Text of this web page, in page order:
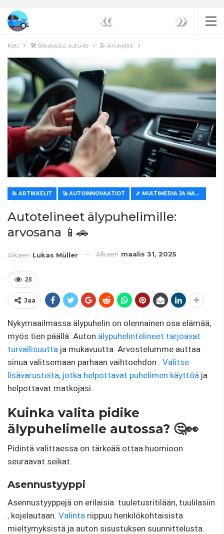
« »
Koti 🛠️ Sekalaista autoille 📝 Artikkelit
📝 ARTIKKELIT 🚀 AUTOINNOVAATIOT 🎵 MULTIMEDIA JA NAVIGOINTI
Autotelineet älypuhelimille:
arvosana 📱🚗
Alkaen Lukas Müller Alkaen maalis 31, 2025
28
Jaa
Nykymaailmassa älypuhelin on olennainen osa elämää,
myös tien päällä. Auton älypuhelintelineet tarjoavat
turvallisuutta ja mukavuutta. Arvostelumme auttaa
sinua valitsemaan parhaan vaihtoehdon . Valitse
lisävarusteita, jotka helpottavat puhelimen käyttöä ja
helpottavat matkojasi.
Kuinka valita pidike
älypuhelimelle autossa? 🤔👀
Pidintä valittaessa on tärkeää ottaa huomioon
seuraavat seikat:
Asennustyyppi
Asennustyyppejä on erilaisia: tuuletusritilään, tuulilasiin
, kojelautaan. Valinta riippuu henkilökohtaisista
mieltymyksistä ja auton sisustuksen suunnittelusta.